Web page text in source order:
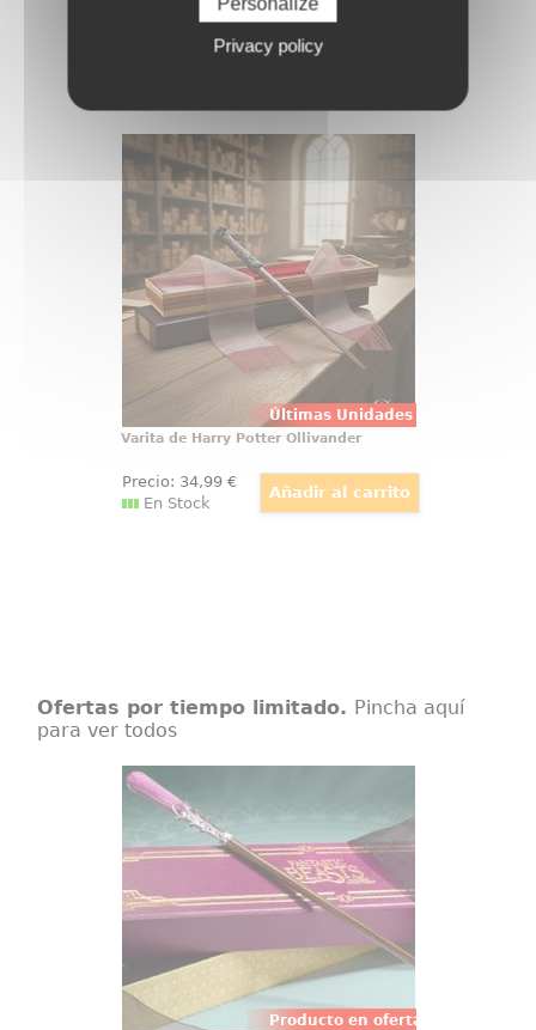
Últimas Unidades
Varita de Harry Potter Ollivander
Varita de Harry Potter original con
licencia oficial, diseñada para
convertir cualquier colección en
una pieza con presencia propia
desde el primer vistazo. Esta
réplica de Harry Potter a escala
1:1 reúne acabado cuidado
Varita de Harry Potter Ollivander
Precio: 34,99€
En Stock
Ofertas por tiempo limitado. Pincha aquí
para ver todos
Producto en oferta
Varita Seraphina Picquery
Preciosa, detallada y mágica
réplica oficial de la varita de
Seraphina Picquery, basada en la
saga de películas Animales
Fantásticos. Viene en una bonita
caja de regalo y con una cenefa
para adornar.
Privacy policy